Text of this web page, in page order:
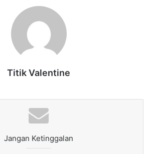
Titik Valentine
Jangan Ketinggalan